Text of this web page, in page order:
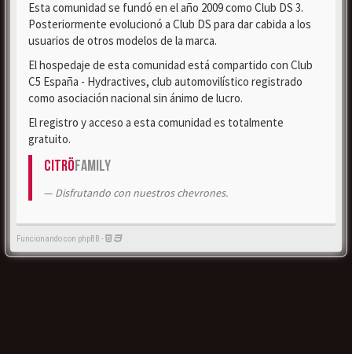
Esta comunidad se fundó en el año 2009 como Club DS 3.
Posteriormente evolucionó a Club DS para dar cabida a los
usuarios de otros modelos de la marca.
El hospedaje de esta comunidad está compartido con Club
C5 España - Hydractives, club automovilístico registrado
como asociación nacional sin ánimo de lucro.
El registro y acceso a esta comunidad es totalmente
gratuito.
CitröFamily
Disfrutando con nuestros chevrones.
Funcionando con phpBB -